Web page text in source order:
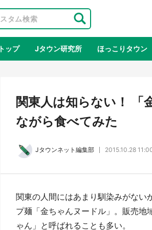
トップ Jタウン研究所 ほっこりタウン
地域×二次
ラプラス・ダークネスが栃木県を征
服！？ 県公式プロモ動画で「聖地」
が生産されてます【7／31～1／31】
『
に
関東人は知らない！ 「
ながら食べてみた
Jタウンネット編集部 2015.10.28
関東の人間にはあまり馴染みがない
プ麺「金ちゃんヌードル」。販売地
ゃん」と呼ばれることも多い。